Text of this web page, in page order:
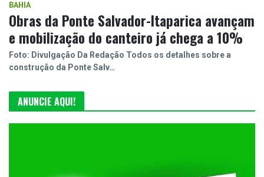
BAHIA
Obras da Ponte Salvador-Itaparica avançam
e mobilização do canteiro já chega a 10%
Foto: Divulgação Da Redação Todos os detalhes sobre a
construção da Ponte Salv…
ANUNCIE AQUI!